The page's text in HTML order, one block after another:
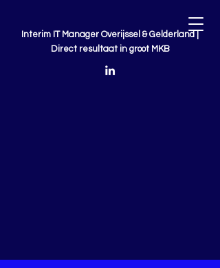
Interim IT Manager Overijssel & Gelderland |
Direct resultaat in groot MKB